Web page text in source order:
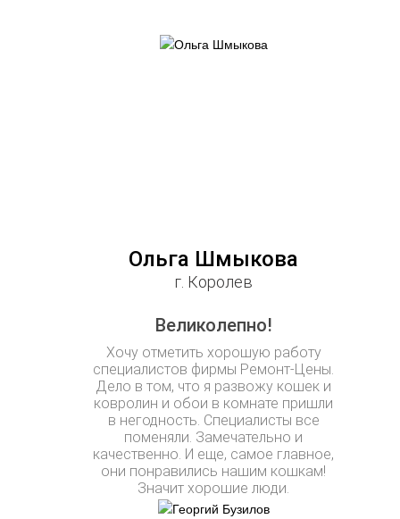
Ольга Шмыкова
г. Королев
Великолепно!
Хочу отметить хорошую работу
специалистов фирмы Ремонт-Цены.
Дело в том, что я развожу кошек и
ковролин и обои в комнате пришли
в негодность. Специалисты все
поменяли. Замечательно и
качественно. И еще, самое главное,
они понравились нашим кошкам!
Значит хорошие люди.